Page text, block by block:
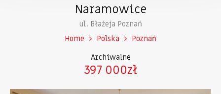
Naramowice
ul. Błażeja Poznań
Home
Polska
Poznań
Archiwalne
397 000zł